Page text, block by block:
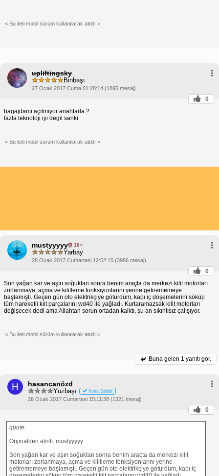
< Bu ileti mobil sürüm kullanılarak atıldı >
upliftingsky
Binbaşı
27 Ocak 2017 Cuma 01:28:14 (1895 mesaj)
0
bagajdamı açılmıyor anahtarla ?
fazla teknoloji iyi degil sanki
< Bu ileti mobil sürüm kullanılarak atıldı >
mustyyyyy 10+
Yarbay
28 Ocak 2017 Cumartesi 12:52:15 (3986 mesaj)
0
Son yağan kar ve aşırı soğuktan sonra benim araçta da merkezi kilit motorları
zorlanmaya, açma ve kilitleme fonksiyonlarını yerine getirememeye
başlamıştı. Geçen gün oto elektrikçiye götürdüm, kapı iç döşemelerini söküp
tüm hareketli kiit parçalarını wd40 ile yağladı. Kurtaramazsak kilit motorları
değişecek dedi ama Allahtan sorun ortadan kalktı, şu an sıkıntısız çalışıyor.
< Bu ileti mobil sürüm kullanılarak atıldı >
Buna gelen 1 yanıtı gör.
H hasancanözd
Yüzbaşı Konu Sahibi
28 Ocak 2017 Cumartesi 15:11:38 (1321 mesaj)
0
quote:
Orijinalden alıntı: mustyyyyy
Son yağan kar ve aşırı soğuktan sonra benim araçta da merkezi kilit
motorları zorlanmaya, açma ve kilitleme fonksiyonlarını yerine
getirememeye başlamıştı. Geçen gün oto elektrikçiye götürdüm, kapı iç